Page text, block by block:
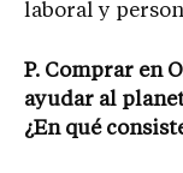
laboral y
P. Comprar en
ayudar al
¿En qué